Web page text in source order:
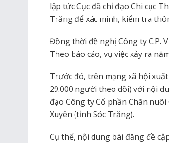
lập tức Cục đã chỉ đạo Chi cục
Trăng để xác minh, kiểm tra
Đồng thời đề nghị Công ty C.P.
Theo báo cáo, vụ việc xảy ra
Trước đó, trên mạng xã hội
29.000 người theo dõi) với nội
đạo Công ty Cổ phần Chăn nuôi
Xuyên (tỉnh Sóc Trăng).
Cụ thể, nội dung bài đăng đề